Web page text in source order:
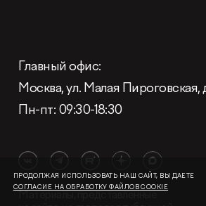
+7 (495) 502 95 59
Отдел продаж
+7 (495) 641-35-35
© 2001-2026 Компания «Пионер»
Глaвный oфиc:
Москва, ул. Малая Пироговская,
Пн-пт: 09:30-18:30
Материалы, представленные
ПРОДОЛЖАЯ ИСПОЛЬЗОВАТЬ НАШ САЙТ, ВЫ ДАЕТЕ
СОГЛАСИЕ НА ОБРАБОТКУ ФАЙЛОВ COOKIE